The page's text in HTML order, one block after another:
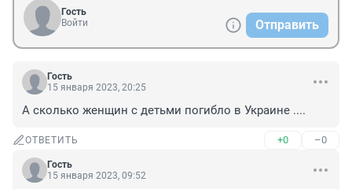
Гость
Войти
Отправить
Гость
15 января 2023, 20:25
А сколько женщин с детьми погибло в Украине ....
ОТВЕТИТЬ +0 –0
Гость
15 января 2023, 09:52